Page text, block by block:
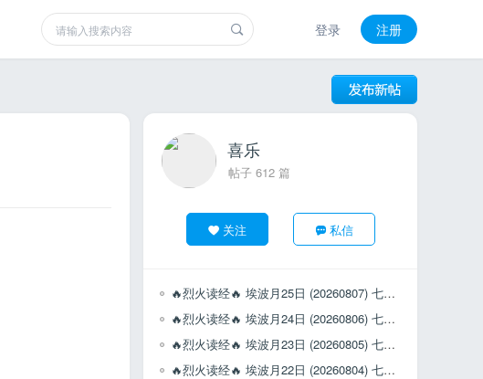
登录 注册
喜乐
帖子 612 篇
关注 私信
🔥烈火读经🔥 埃波月25日 (20260807) 七日第7日 (周五)
🔥烈火读经🔥 埃波月24日 (20260806) 七日第6日 (周四)
🔥烈火读经🔥 埃波月23日 (20260805) 七日第5日 (周三)
🔥烈火读经🔥 埃波月22日 (20260804) 七日第4日 (周二)